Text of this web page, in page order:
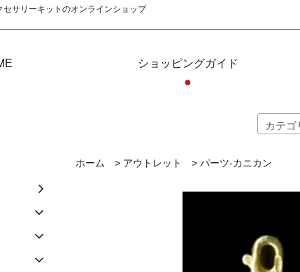
サリーキットのオンラインショップ
ショッピングガイド
●
ホーム > アウトレット > パーツ-カニカン